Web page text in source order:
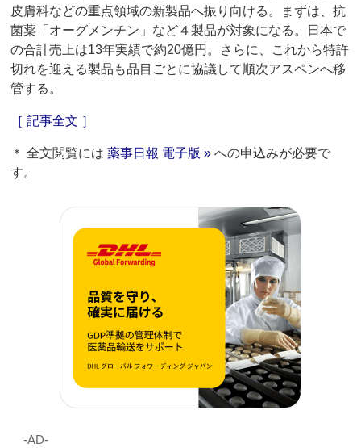
皮膚科などの重点領域の新製品へ振り向ける。まずは、抗
菌薬「オーグメンチン」など４製品が対象になる。日本で
の合計売上は13年実績で約20億円。さらに、これから特許
切れを迎える製品も品目ごとに協議して順次アスペンへ移
管する。
［ 記事全文 ］
＊ 全文閲覧には薬事日報 電子版 » への申込みが必要で
す。
‐AD‐